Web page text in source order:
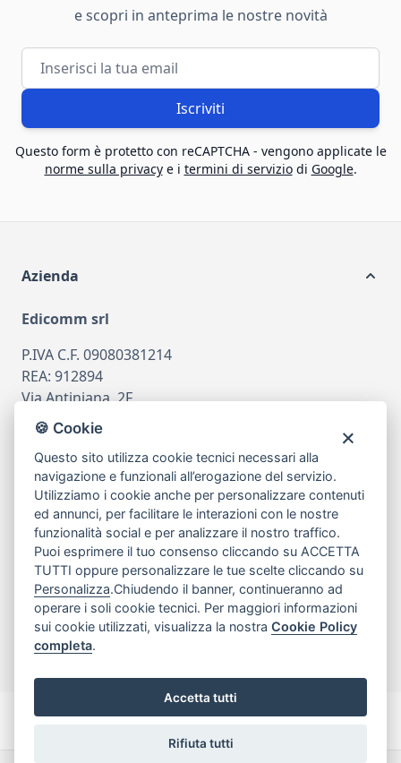
e scopri in anteprima le nostre novità
Indirizzo email
Iscriviti
Questo form è protetto con reCAPTCHA - vengono applicate le
norme sulla privacye i termini di serviziodi Google.
Azienda
Edicomm srl
P.IVA C.F. 09080381214
REA: 912894
Via Antiniana, 2F
80078 Pozzuoli
tel081.7515380
emailinfo@edicomm.it
Assistenza Clienti
Chi siamo
My Account
🍪 Cookie
Questo sito utilizza cookie tecnici necessari alla
navigazione e funzionali all’erogazione del servizio.
Utilizziamo i cookie anche per personalizzare contenuti
ed annunci, per facilitare le interazioni con le nostre
funzionalità social e per analizzare il nostro traffico.
Puoi esprimere il tuo consenso cliccando su ACCETTA
TUTTI oppure personalizzare le tue scelte cliccando su
Personalizza.Chiudendo il banner, continueranno ad
operare i soli cookie tecnici. Per maggiori informazioni
sui cookie utilizzati, visualizza la nostraCookie Policy
completa.
Accetta tutti
Rifiuta tutti